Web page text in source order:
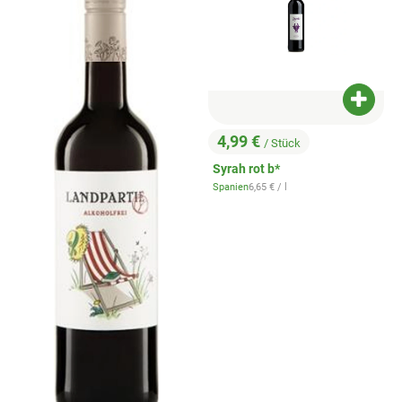
, Preis:
4,99 € / Stück
Syrah rot b*
, Herkunft:
Spanien, Referenzpreis:
6,65 € / l